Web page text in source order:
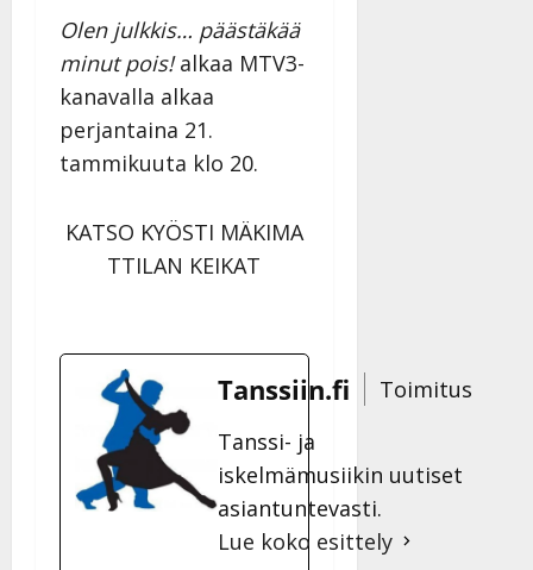
Olen julkkis… päästäkää
minut pois!alkaa MTV3-
kanavalla alkaa
perjantaina 21.
tammikuuta klo 20.
KATSO KYÖSTI MÄKIMA
TTILAN KEIKAT
Tanssiin.fi
Toimitus
Tanssi- ja
iskelmämusiikin uutiset
asiantuntevasti.
Lue koko esittely